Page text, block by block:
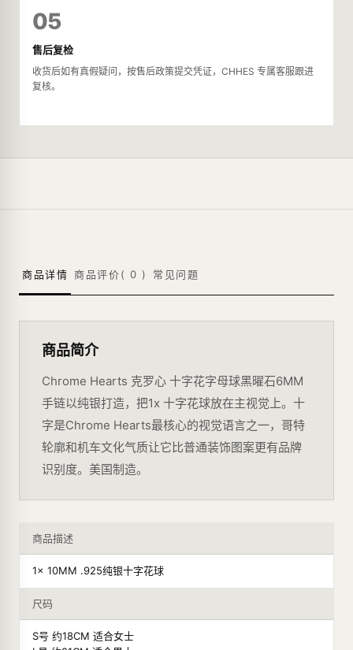
05
售后复检
收货后如有真假疑问，按售后政策提交凭证，CHHES 专属客服跟进
复核。
商品详情 商品评价( 0 ) 常见问题
商品简介
Chrome Hearts 克罗心 十字花字母球黑曜石6MM
手链以纯银打造，把1x 十字花球放在主视觉上。十
字是Chrome Hearts最核心的视觉语言之一，哥特
轮廓和机车文化气质让它比普通装饰图案更有品牌
识别度。美国制造。
商品描述
1x 10MM .925纯银十字花球
尺码
S号 约18CM 适合女士